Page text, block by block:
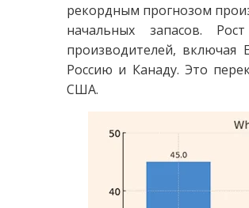
рекордным прогнозом
начальных запасов.
производителей, включая
Россию и Канаду. Это
США.